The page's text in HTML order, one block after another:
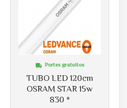
TUBO LED 120cm
OSRAM STAR 15w
830 *
Portes gratuitos